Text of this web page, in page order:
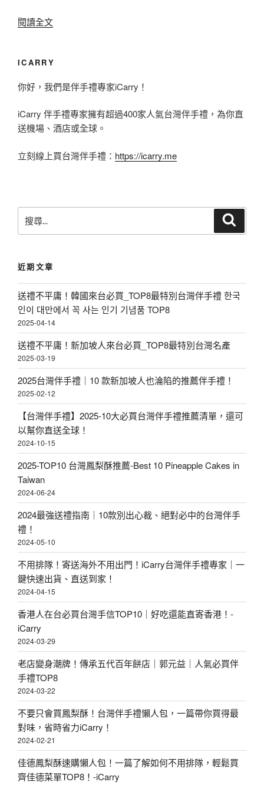
閱讀全文〈
0
0
台
灣
店
推
佳
德
鳳
梨
酥
、
蔥
軋
餅
等
宅
滿
額
運
、
配
送
國
外
〉
ICARRY
你好，我們是伴手禮專家iCarry！
iCarry 伴手禮專家擁有超過400家人氣台灣伴手禮，為你直
送機場、酒店或全球。
立刻線上買台灣伴手禮： https://icarry.me
尋
字
:
近期文章
送禮不平庸！韓國來台必買_TOP8最特別台灣伴手禮 한국
인이 대만에서 꼭 사는 인기 기념품 TOP8
2025-04-14
送禮不平庸！新加坡人來台必買_TOP8最特別台灣名產
2025-03-19
2025台灣伴手禮｜10 款新加坡人也淪陷的推薦伴手禮！
2025-02-12
【台灣伴手禮】2025-10大必買台灣伴手禮推薦清單，還可
以幫你直送全球！
2024-10-15
2025-TOP10 台灣鳳梨酥推薦-Best 10 Pineapple Cakes in
Taiwan
2024-06-24
2024最強送禮指南｜10款別出心裁、絕對必中的台灣伴手
禮！
2024-05-10
不用排隊！寄送海外不用出門！iCarry台灣伴手禮專家｜一
鍵快速出貨、直送到家！
2024-04-15
香港人在台必買台灣手信TOP10｜好吃還能直寄香港！-
iCarry
2024-03-29
老店變身潮牌！傳承五代百年餅店｜郭元益｜人氣必買伴
手禮TOP8
2024-03-22
不要只會買鳳梨酥！台灣伴手禮懶人包，一篇帶你買得最
對味，省時省力iCarry！
2024-02-21
佳德鳳梨酥速購懶人包！一篇了解如何不用排隊，輕鬆買
齊佳德菜單TOP8！-iCarry